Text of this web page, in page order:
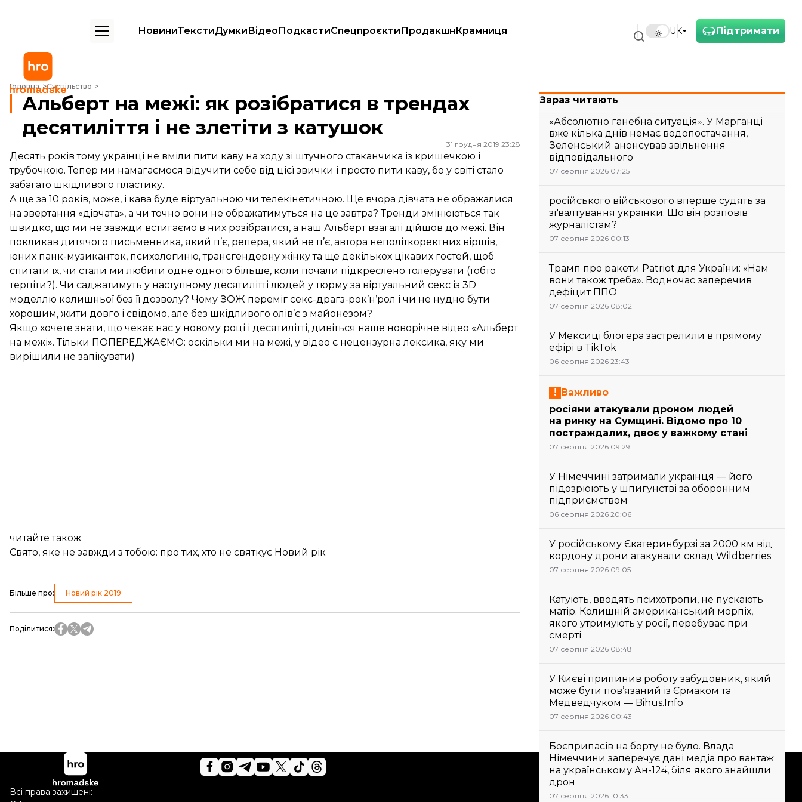
Підтримати
UK
НовиниТекстиДумкиВідеоПодкастиСпецпроєктиПродакшнКрамниця
Головна Суспільство
Альберт на межі: як розібратися в трендах десятиліття і не злетіти з катушок
Альберт на межі: як розібратися в трендах
десятиліття і не злетіти з катушок
31 грудня 2019 23:28
Десять років тому українці не вміли пити каву на ходу зі штучного стаканчика із кришечкою і
трубочкою. Тепер ми намагаємося відучити себе від цієї звички і просто пити каву, бо у світі стало
забагато шкідливого пластику.
А ще за 10 років, може, і кава буде віртуальною чи телекінетичною. Ще вчора дівчата не ображалися
на звертання «дівчата», а чи точно вони не ображатимуться на це завтра? Тренди змінюються так
швидко, що ми не завжди встигаємо в них розібратися, а наш Альберт взагалі дійшов до межі. Він
покликав дитячого письменника, який п’є, репера, який не п’є, автора неполіткоректних віршів,
юних панк-музиканток, психологиню, трансгендерну жінку та ще декількох цікавих гостей, щоб
спитати їх, чи стали ми любити одне одного більше, коли почали підкреслено толерувати (тобто
терпіти?). Чи саджатимуть у наступному десятилітті людей у тюрму за віртуальний секс із 3D
моделлю колишньої без її дозволу? Чому ЗОЖ переміг секс-драгз-рок’н’рол і чи не нудно бути
хорошим, жити довго і свідомо, але без шкідливого олів’є з майонезом?
Якщо хочете знати, що чекає нас у новому році і десятилітті, дивіться наше новорічне відео «Альберт
на межі». Тільки ПОПЕРЕДЖАЄМО: оскільки ми на межі, у відео є нецензурна лексика, яку ми
вирішили не запікувати)
читайте також
Свято, яке не завжди з тобою: про тих, хто не святкує Новий рік
Більше про: Новий рік 2019
Поділитися:
Зараз читають
«Абсолютно ганебна ситуація». У Марганці
вже кілька днів немає водопостачання,
Зеленський анонсував звільнення
відповідального
07 серпня 2026 07:25
російського військового вперше судять за
зґвалтування українки. Що він розповів
журналістам?
07 серпня 2026 00:13
Трамп про ракети Patriot для України: «Нам
вони також треба». Водночас заперечив
дефіцит ППО
07 серпня 2026 08:02
У Мексиці блогера застрелили в прямому
ефірі в TikTok
06 серпня 2026 23:43
Важливо
росіяни атакували дроном людей
на ринку на Сумщині. Відомо про 10
постраждалих, двоє у важкому стані
07 серпня 2026 09:29
У Німеччині затримали українця — його
підозрюють у шпигунстві за оборонним
підприємством
06 серпня 2026 20:06
У російському Єкатеринбурзі за 2000 км від
кордону дрони атакували склад Wildberries
07 серпня 2026 09:05
Катують, вводять психотропи, не пускають
матір. Колишній американський морпіх,
якого утримують у росії, перебуває при
смерті
07 серпня 2026 08:48
У Києві припинив роботу забудовник, який
може бути пов’язаний із Єрмаком та
Медведчуком — Bihus.Info
07 серпня 2026 00:43
Боєприпасів на борту не було. Влада
Німеччини заперечує дані медіа про вантаж
на українському Ан-124, біля якого знайшли
дрон
07 серпня 2026 10:33
Підтримати
Всі права захищені: